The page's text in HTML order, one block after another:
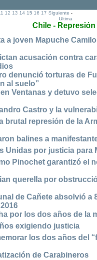
12 13 14 15 16 17 Siguiente -
Ultima
Chile - Represión
a joven Mapuche
acusación contra
denunció torturas de
al suelo”
Ventanas y detuvo
Castro y la
brutal represión de la
balines a
Unidas por justicia para
Pinochet garantizó el
querella por
de Cañete absolvió a
por los dos años de la
exigiendo justicia
los dos años del
de Carabineros